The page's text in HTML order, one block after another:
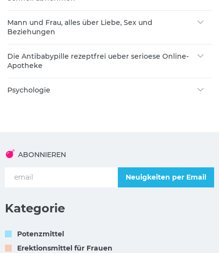
Mann und Frau, alles über Liebe, Sex und
Beziehungen
Die Antibabypille rezeptfrei ueber serioese Online-
Apotheke
Psychologie
ABONNIEREN
Neuigkeiten per Email
Kategorie
Potenzmittel
Erektionsmittel für Frauen